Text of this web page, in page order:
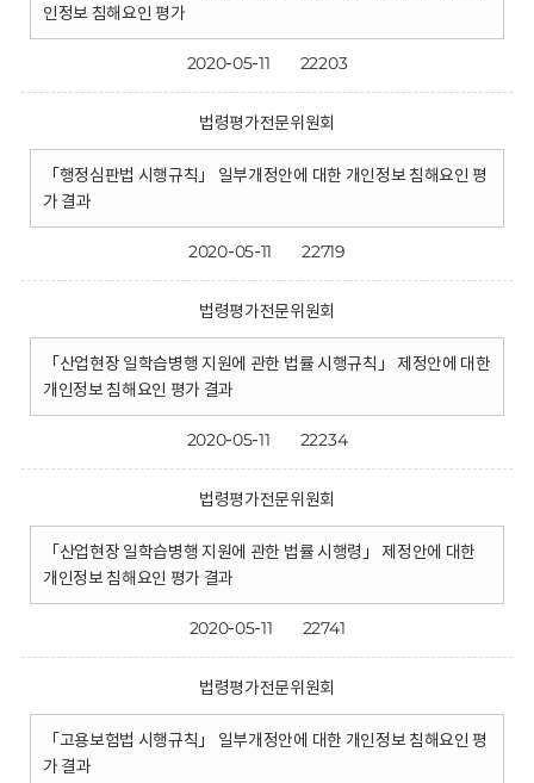
인정보 침해요인 평가
2020-05-11 22203
법령평가전문위원회
「행정심판법 시행규칙」 일부개정안에 대한 개인정보 침해요인 평
가 결과
2020-05-11 22719
법령평가전문위원회
「산업현장 일학습병행 지원에 관한 법률 시행규칙」 제정안에 대한
개인정보 침해요인 평가 결과
2020-05-11 22234
법령평가전문위원회
「산업현장 일학습병행 지원에 관한 법률 시행령」 제정안에 대한
개인정보 침해요인 평가 결과
2020-05-11 22741
법령평가전문위원회
「고용보험법 시행규칙」 일부개정안에 대한 개인정보 침해요인 평
가 결과